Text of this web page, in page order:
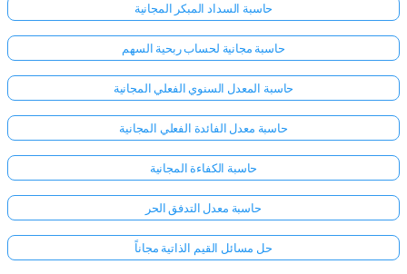
سجّل
الدخول
الدعم:
حاسبة السداد المبكر المجانية
حاسبة مجانية لحساب ربحية السهم
حاسبة المعدل السنوي الفعلي المجانية
حاسبة معدل الفائدة الفعلي المجانية
حاسبة الكفاءة المجانية
حاسبة معدل التدفق الحر
حل مسائل القيم الذاتية مجاناً